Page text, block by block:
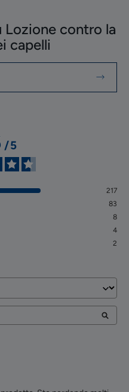
Lozione contro la
capelli
/5
217
83
8
4
2